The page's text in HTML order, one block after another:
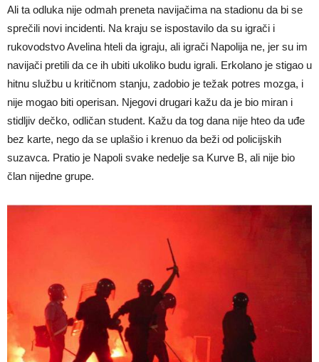
Ali ta odluka nije odmah preneta navijačima na stadionu da bi se
sprečili novi incidenti. Na kraju se ispostavilo da su igrači i
rukovodstvo Avelina hteli da igraju, ali igrači Napolija ne, jer su im
navijači pretili da ce ih ubiti ukoliko budu igrali. Erkolano je stigao u
hitnu službu u kritičnom stanju, zadobio je težak potres mozga, i
nije mogao biti operisan. Njegovi drugari kažu da je bio miran i
stidljiv dečko, odličan student. Kažu da tog dana nije hteo da uđe
bez karte, nego da se uplašio i krenuo da beži od policijskih
suzavca. Pratio je Napoli svake nedelje sa Kurve B, ali nije bio
član nijedne grupe.